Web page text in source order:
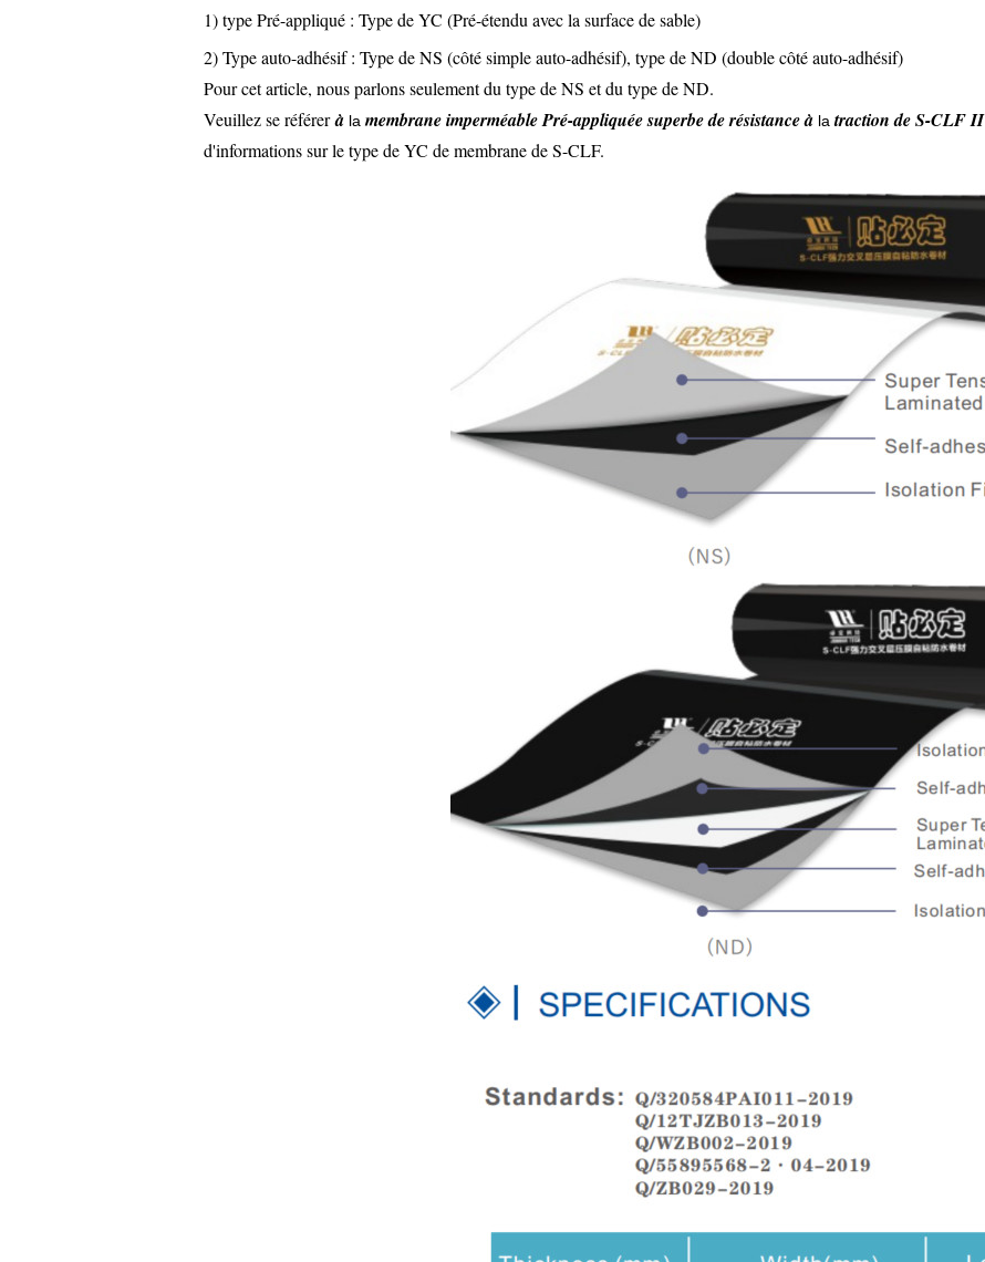
1) type Pré-appliqué : Type de YC (Pré-étendu avec la surface de sable)
2) Type auto-adhésif : Type de NS (côté simple auto-adhésif), type de ND (double côté auto-adhésif)
Pour cet article, nous parlons seulement du type de NS et du type de ND.
Veuillez se référerà la membrane imperméable Pré-appliquée superbe de résistance à latraction de S-CLF II
d'informations sur le type de YC de membrane de S-CLF.